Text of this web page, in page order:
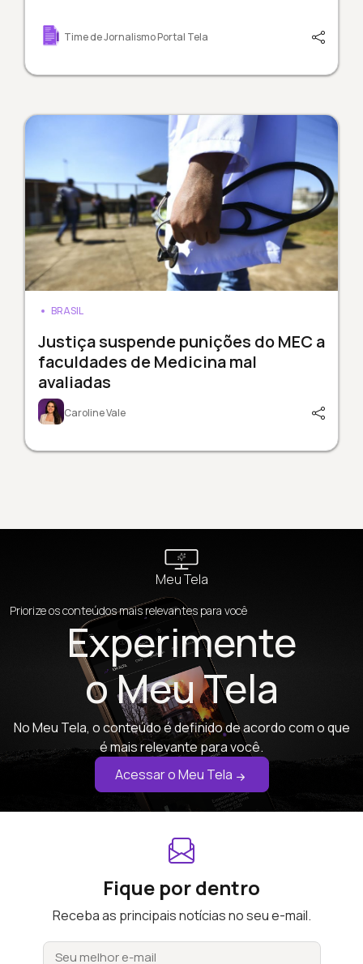
Time de Jornalismo Portal Tela
BRASIL
Justiça suspende punições do MEC a
faculdades de Medicina mal
avaliadas
Caroline Vale
Meu Tela
Priorize os conteúdos mais relevantes para você
Experimente
o Meu Tela
No Meu Tela, o conteúdo é definido de acordo com o que
é mais relevante para você.
Acessar o Meu Tela
Fique por dentro
Receba as principais notícias no seu e-mail.